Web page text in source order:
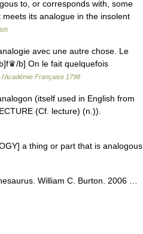
to, or corresponds with, some
its analogue in the insolent
avec une autre chose. Le
b] On le fait quelquefois
l'Académie Française 1798
(itself used in English from
(Cf. lecture) (n.)).
a thing or part that is analogous
William C. Burton. 2006 …